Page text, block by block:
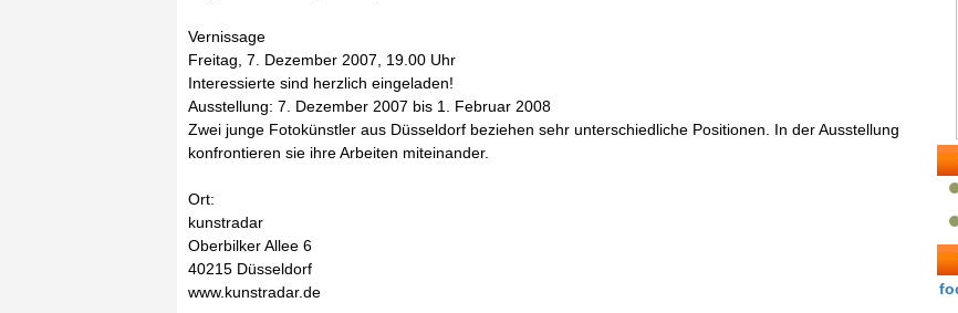
Vernissage
Freitag, 7. Dezember 2007, 19.00 Uhr
Interessierte sind herzlich eingeladen!
Ausstellung: 7. Dezember 2007 bis 1. Februar 2008
Zwei junge Fotokünstler aus Düsseldorf beziehen sehr unterschiedliche Positionen. In der Ausstellung
konfrontieren sie ihre Arbeiten miteinander.
Ort:
kunstradar
Oberbilker Allee 6
40215 Düsseldorf
www.kunstradar.de